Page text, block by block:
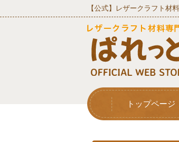
【公式】レザークラフト材
トップページ